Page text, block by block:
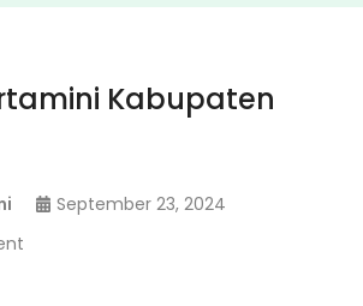
Kabupaten
September 23, 2024